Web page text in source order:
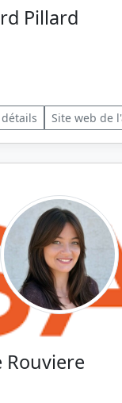
Pillard
Site web de
Rouviere